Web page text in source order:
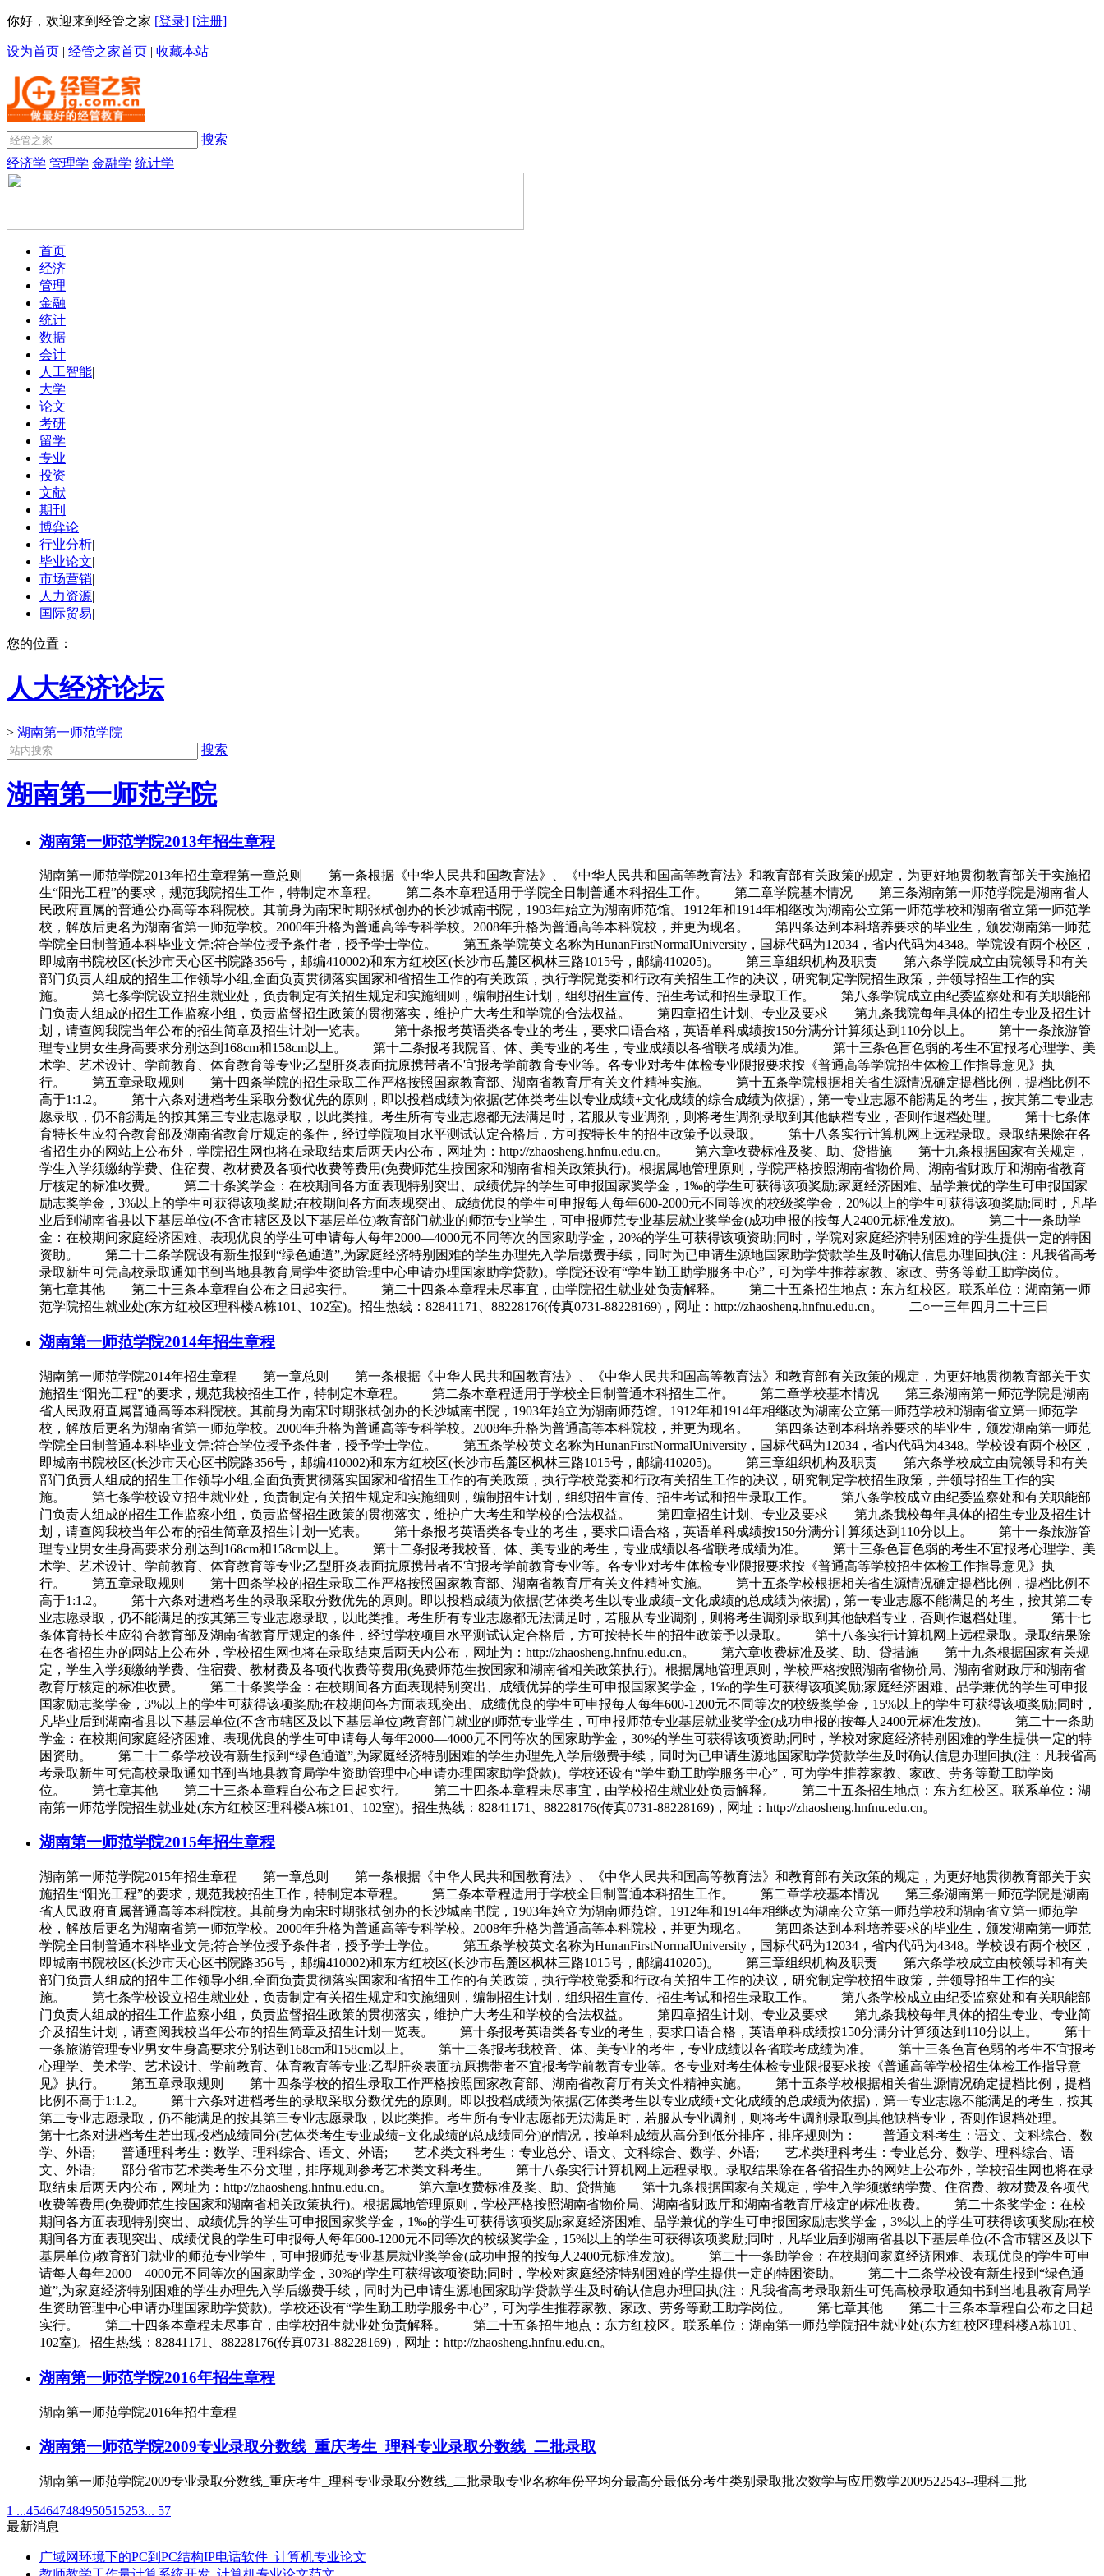
你好，欢迎来到经管之家 [登录] [注册]
设为首页 | 经管之家首页 | 收藏本站
搜索
经济学 管理学 金融学 统计学
首页|
经济|
管理|
金融|
统计|
数据|
会计|
人工智能|
大学|
论文|
考研|
留学|
专业|
投资|
文献|
期刊 |
博弈论|
行业分析|
毕业论文|
市场营销|
人力资源|
国际贸易|
您的位置：
人大经济论坛
> 湖南第一师范学院
搜索
湖南第一师范学院
湖南第一师范学院2013年招生章程
湖南第一师范学院2013年招生章程第一章总则 第一条根据《中华人民共和国教育法》、《中华人民共和国高等教育法》和教育部有关政策的规定，为更好地贯彻教育部关于实施招
生“阳光工程”的要求，规范我院招生工作，特制定本章程。 第二条本章程适用于学院全日制普通本科招生工作。 第二章学院基本情况 第三条湖南第一师范学院是湖南省人
民政府直属的普通公办高等本科院校。其前身为南宋时期张栻创办的长沙城南书院，1903年始立为湖南师范馆。1912年和1914年相继改为湖南公立第一师范学校和湖南省立第一师范学
校，解放后更名为湖南省第一师范学校。2000年升格为普通高等专科学校。2008年升格为普通高等本科院校，并更为现名。 第四条达到本科培养要求的毕业生，颁发湖南第一师范
学院全日制普通本科毕业文凭;符合学位授予条件者，授予学士学位。 第五条学院英文名称为HunanFirstNormalUniversity，国标代码为12034，省内代码为4348。学院设有两个校区，
即城南书院校区(长沙市天心区书院路356号，邮编410002)和东方红校区(长沙市岳麓区枫林三路1015号，邮编410205)。 第三章组织机构及职责 第六条学院成立由院领导和有关
部门负责人组成的招生工作领导小组,全面负责贯彻落实国家和省招生工作的有关政策，执行学院党委和行政有关招生工作的决议，研究制定学院招生政策，并领导招生工作的实
施。 第七条学院设立招生就业处，负责制定有关招生规定和实施细则，编制招生计划，组织招生宣传、招生考试和招生录取工作。 第八条学院成立由纪委监察处和有关职能部
门负责人组成的招生工作监察小组，负责监督招生政策的贯彻落实，维护广大考生和学院的合法权益。 第四章招生计划、专业及要求 第九条我院每年具体的招生专业及招生计
划，请查阅我院当年公布的招生简章及招生计划一览表。 第十条报考英语类各专业的考生，要求口语合格，英语单科成绩按150分满分计算须达到110分以上。 第十一条旅游管
理专业男女生身高要求分别达到168cm和158cm以上。 第十二条报考我院音、体、美专业的考生，专业成绩以各省联考成绩为准。 第十三条色盲色弱的考生不宜报考心理学、美
术学、艺术设计、学前教育、体育教育等专业;乙型肝炎表面抗原携带者不宜报考学前教育专业等。各专业对考生体检专业限报要求按《普通高等学院招生体检工作指导意见》执
行。 第五章录取规则 第十四条学院的招生录取工作严格按照国家教育部、湖南省教育厅有关文件精神实施。 第十五条学院根据相关省生源情况确定提档比例，提档比例不
高于1:1.2。 第十六条对进档考生采取分数优先的原则，即以投档成绩为依据(艺体类考生以专业成绩+文化成绩的综合成绩为依据)，第一专业志愿不能满足的考生，按其第二专业志
愿录取，仍不能满足的按其第三专业志愿录取，以此类推。考生所有专业志愿都无法满足时，若服从专业调剂，则将考生调剂录取到其他缺档专业，否则作退档处理。 第十七条体
育特长生应符合教育部及湖南省教育厅规定的条件，经过学院项目水平测试认定合格后，方可按特长生的招生政策予以录取。 第十八条实行计算机网上远程录取。录取结果除在各
省招生办的网站上公布外，学院招生网也将在录取结束后两天内公布，网址为：http://zhaosheng.hnfnu.edu.cn。 第六章收费标准及奖、助、贷措施 第十九条根据国家有关规定，
学生入学须缴纳学费、住宿费、教材费及各项代收费等费用(免费师范生按国家和湖南省相关政策执行)。根据属地管理原则，学院严格按照湖南省物价局、湖南省财政厅和湖南省教育
厅核定的标准收费。 第二十条奖学金：在校期间各方面表现特别突出、成绩优异的学生可申报国家奖学金，1‰的学生可获得该项奖励;家庭经济困难、品学兼优的学生可申报国家
励志奖学金，3%以上的学生可获得该项奖励;在校期间各方面表现突出、成绩优良的学生可申报每人每年600-2000元不同等次的校级奖学金，20%以上的学生可获得该项奖励;同时，凡毕
业后到湖南省县以下基层单位(不含市辖区及以下基层单位)教育部门就业的师范专业学生，可申报师范专业基层就业奖学金(成功申报的按每人2400元标准发放)。 第二十一条助学
金：在校期间家庭经济困难、表现优良的学生可申请每人每年2000—4000元不同等次的国家助学金，20%的学生可获得该项资助;同时，学院对家庭经济特别困难的学生提供一定的特困
资助。 第二十二条学院设有新生报到“绿色通道”,为家庭经济特别困难的学生办理先入学后缴费手续，同时为已申请生源地国家助学贷款学生及时确认信息办理回执(注：凡我省高考
录取新生可凭高校录取通知书到当地县教育局学生资助管理中心申请办理国家助学贷款)。学院还设有“学生勤工助学服务中心”，可为学生推荐家教、家政、劳务等勤工助学岗位。
第七章其他 第二十三条本章程自公布之日起实行。 第二十四条本章程未尽事宜，由学院招生就业处负责解释。 第二十五条招生地点：东方红校区。联系单位：湖南第一师
范学院招生就业处(东方红校区理科楼A栋101、102室)。招生热线：82841171、88228176(传真0731-88228169)，网址：http://zhaosheng.hnfnu.edu.cn。 二○一三年四月二十三日
湖南第一师范学院2014年招生章程
湖南第一师范学院2014年招生章程 第一章总则 第一条根据《中华人民共和国教育法》、《中华人民共和国高等教育法》和教育部有关政策的规定，为更好地贯彻教育部关于实
施招生“阳光工程”的要求，规范我校招生工作，特制定本章程。 第二条本章程适用于学校全日制普通本科招生工作。 第二章学校基本情况 第三条湖南第一师范学院是湖南
省人民政府直属普通高等本科院校。其前身为南宋时期张栻创办的长沙城南书院，1903年始立为湖南师范馆。1912年和1914年相继改为湖南公立第一师范学校和湖南省立第一师范学
校，解放后更名为湖南省第一师范学校。2000年升格为普通高等专科学校。2008年升格为普通高等本科院校，并更为现名。 第四条达到本科培养要求的毕业生，颁发湖南第一师范
学院全日制普通本科毕业文凭;符合学位授予条件者，授予学士学位。 第五条学校英文名称为HunanFirstNormalUniversity，国标代码为12034，省内代码为4348。学校设有两个校区，
即城南书院校区(长沙市天心区书院路356号，邮编410002)和东方红校区(长沙市岳麓区枫林三路1015号，邮编410205)。 第三章组织机构及职责 第六条学校成立由院领导和有关
部门负责人组成的招生工作领导小组,全面负责贯彻落实国家和省招生工作的有关政策，执行学校党委和行政有关招生工作的决议，研究制定学校招生政策，并领导招生工作的实
施。 第七条学校设立招生就业处，负责制定有关招生规定和实施细则，编制招生计划，组织招生宣传、招生考试和招生录取工作。 第八条学校成立由纪委监察处和有关职能部
门负责人组成的招生工作监察小组，负责监督招生政策的贯彻落实，维护广大考生和学校的合法权益。 第四章招生计划、专业及要求 第九条我校每年具体的招生专业及招生计
划，请查阅我校当年公布的招生简章及招生计划一览表。 第十条报考英语类各专业的考生，要求口语合格，英语单科成绩按150分满分计算须达到110分以上。 第十一条旅游管
理专业男女生身高要求分别达到168cm和158cm以上。 第十二条报考我校音、体、美专业的考生，专业成绩以各省联考成绩为准。 第十三条色盲色弱的考生不宜报考心理学、美
术学、艺术设计、学前教育、体育教育等专业;乙型肝炎表面抗原携带者不宜报考学前教育专业等。各专业对考生体检专业限报要求按《普通高等学校招生体检工作指导意见》执
行。 第五章录取规则 第十四条学校的招生录取工作严格按照国家教育部、湖南省教育厅有关文件精神实施。 第十五条学校根据相关省生源情况确定提档比例，提档比例不
高于1:1.2。 第十六条对进档考生的录取采取分数优先的原则。即以投档成绩为依据(艺体类考生以专业成绩+文化成绩的总成绩为依据)，第一专业志愿不能满足的考生，按其第二专
业志愿录取，仍不能满足的按其第三专业志愿录取，以此类推。考生所有专业志愿都无法满足时，若服从专业调剂，则将考生调剂录取到其他缺档专业，否则作退档处理。 第十七
条体育特长生应符合教育部及湖南省教育厅规定的条件，经过学校项目水平测试认定合格后，方可按特长生的招生政策予以录取。 第十八条实行计算机网上远程录取。录取结果除
在各省招生办的网站上公布外，学校招生网也将在录取结束后两天内公布，网址为：http://zhaosheng.hnfnu.edu.cn。 第六章收费标准及奖、助、贷措施 第十九条根据国家有关规
定，学生入学须缴纳学费、住宿费、教材费及各项代收费等费用(免费师范生按国家和湖南省相关政策执行)。根据属地管理原则，学校严格按照湖南省物价局、湖南省财政厅和湖南省
教育厅核定的标准收费。 第二十条奖学金：在校期间各方面表现特别突出、成绩优异的学生可申报国家奖学金，1‰的学生可获得该项奖励;家庭经济困难、品学兼优的学生可申报
国家励志奖学金，3%以上的学生可获得该项奖励;在校期间各方面表现突出、成绩优良的学生可申报每人每年600-1200元不同等次的校级奖学金，15%以上的学生可获得该项奖励;同时，
凡毕业后到湖南省县以下基层单位(不含市辖区及以下基层单位)教育部门就业的师范专业学生，可申报师范专业基层就业奖学金(成功申报的按每人2400元标准发放)。 第二十一条助
学金：在校期间家庭经济困难、表现优良的学生可申请每人每年2000—4000元不同等次的国家助学金，30%的学生可获得该项资助;同时，学校对家庭经济特别困难的学生提供一定的特
困资助。 第二十二条学校设有新生报到“绿色通道”,为家庭经济特别困难的学生办理先入学后缴费手续，同时为已申请生源地国家助学贷款学生及时确认信息办理回执(注：凡我省高
考录取新生可凭高校录取通知书到当地县教育局学生资助管理中心申请办理国家助学贷款)。学校还设有“学生勤工助学服务中心”，可为学生推荐家教、家政、劳务等勤工助学岗
位。 第七章其他 第二十三条本章程自公布之日起实行。 第二十四条本章程未尽事宜，由学校招生就业处负责解释。 第二十五条招生地点：东方红校区。联系单位：湖
南第一师范学院招生就业处(东方红校区理科楼A栋101、102室)。招生热线：82841171、88228176(传真0731-88228169)，网址：http://zhaosheng.hnfnu.edu.cn。
湖南第一师范学院2015年招生章程
湖南第一师范学院2015年招生章程 第一章总则 第一条根据《中华人民共和国教育法》、《中华人民共和国高等教育法》和教育部有关政策的规定，为更好地贯彻教育部关于实
施招生“阳光工程”的要求，规范我校招生工作，特制定本章程。 第二条本章程适用于学校全日制普通本科招生工作。 第二章学校基本情况 第三条湖南第一师范学院是湖南
省人民政府直属普通高等本科院校。其前身为南宋时期张栻创办的长沙城南书院，1903年始立为湖南师范馆。1912年和1914年相继改为湖南公立第一师范学校和湖南省立第一师范学
校，解放后更名为湖南省第一师范学校。2000年升格为普通高等专科学校。2008年升格为普通高等本科院校，并更为现名。 第四条达到本科培养要求的毕业生，颁发湖南第一师范
学院全日制普通本科毕业文凭;符合学位授予条件者，授予学士学位。 第五条学校英文名称为HunanFirstNormalUniversity，国标代码为12034，省内代码为4348。学校设有两个校区，
即城南书院校区(长沙市天心区书院路356号，邮编410002)和东方红校区(长沙市岳麓区枫林三路1015号，邮编410205)。 第三章组织机构及职责 第六条学校成立由校领导和有关
部门负责人组成的招生工作领导小组,全面负责贯彻落实国家和省招生工作的有关政策，执行学校党委和行政有关招生工作的决议，研究制定学校招生政策，并领导招生工作的实
施。 第七条学校设立招生就业处，负责制定有关招生规定和实施细则，编制招生计划，组织招生宣传、招生考试和招生录取工作。 第八条学校成立由纪委监察处和有关职能部
门负责人组成的招生工作监察小组，负责监督招生政策的贯彻落实，维护广大考生和学校的合法权益。 第四章招生计划、专业及要求 第九条我校每年具体的招生专业、专业简
介及招生计划，请查阅我校当年公布的招生简章及招生计划一览表。 第十条报考英语类各专业的考生，要求口语合格，英语单科成绩按150分满分计算须达到110分以上。 第十
一条旅游管理专业男女生身高要求分别达到168cm和158cm以上。 第十二条报考我校音、体、美专业的考生，专业成绩以各省联考成绩为准。 第十三条色盲色弱的考生不宜报考
心理学、美术学、艺术设计、学前教育、体育教育等专业;乙型肝炎表面抗原携带者不宜报考学前教育专业等。各专业对考生体检专业限报要求按《普通高等学校招生体检工作指导意
见》执行。 第五章录取规则 第十四条学校的招生录取工作严格按照国家教育部、湖南省教育厅有关文件精神实施。 第十五条学校根据相关省生源情况确定提档比例，提档
比例不高于1:1.2。 第十六条对进档考生的录取采取分数优先的原则。即以投档成绩为依据(艺体类考生以专业成绩+文化成绩的总成绩为依据)，第一专业志愿不能满足的考生，按其
第二专业志愿录取，仍不能满足的按其第三专业志愿录取，以此类推。考生所有专业志愿都无法满足时，若服从专业调剂，则将考生调剂录取到其他缺档专业，否则作退档处理。
第十七条对进档考生若出现投档成绩同分(艺体类考生专业成绩+文化成绩的总成绩同分)的情况，按单科成绩从高分到低分排序，排序规则为： 普通文科考生：语文、文科综合、数
学、外语; 普通理科考生：数学、理科综合、语文、外语; 艺术类文科考生：专业总分、语文、文科综合、数学、外语; 艺术类理科考生：专业总分、数学、理科综合、语
文、外语; 部分省市艺术类考生不分文理，排序规则参考艺术类文科考生。 第十八条实行计算机网上远程录取。录取结果除在各省招生办的网站上公布外，学校招生网也将在录
取结束后两天内公布，网址为：http://zhaosheng.hnfnu.edu.cn。 第六章收费标准及奖、助、贷措施 第十九条根据国家有关规定，学生入学须缴纳学费、住宿费、教材费及各项代
收费等费用(免费师范生按国家和湖南省相关政策执行)。根据属地管理原则，学校严格按照湖南省物价局、湖南省财政厅和湖南省教育厅核定的标准收费。 第二十条奖学金：在校
期间各方面表现特别突出、成绩优异的学生可申报国家奖学金，1‰的学生可获得该项奖励;家庭经济困难、品学兼优的学生可申报国家励志奖学金，3%以上的学生可获得该项奖励;在校
期间各方面表现突出、成绩优良的学生可申报每人每年600-1200元不同等次的校级奖学金，15%以上的学生可获得该项奖励;同时，凡毕业后到湖南省县以下基层单位(不含市辖区及以下
基层单位)教育部门就业的师范专业学生，可申报师范专业基层就业奖学金(成功申报的按每人2400元标准发放)。 第二十一条助学金：在校期间家庭经济困难、表现优良的学生可申
请每人每年2000—4000元不同等次的国家助学金，30%的学生可获得该项资助;同时，学校对家庭经济特别困难的学生提供一定的特困资助。 第二十二条学校设有新生报到“绿色通
道”,为家庭经济特别困难的学生办理先入学后缴费手续，同时为已申请生源地国家助学贷款学生及时确认信息办理回执(注：凡我省高考录取新生可凭高校录取通知书到当地县教育局学
生资助管理中心申请办理国家助学贷款)。学校还设有“学生勤工助学服务中心”，可为学生推荐家教、家政、劳务等勤工助学岗位。 第七章其他 第二十三条本章程自公布之日起
实行。 第二十四条本章程未尽事宜，由学校招生就业处负责解释。 第二十五条招生地点：东方红校区。联系单位：湖南第一师范学院招生就业处(东方红校区理科楼A栋101、
102室)。招生热线：82841171、88228176(传真0731-88228169)，网址：http://zhaosheng.hnfnu.edu.cn。
湖南第一师范学院2016年招生章程
湖南第一师范学院2016年招生章程
湖南第一师范学院2009专业录取分数线_重庆考生_理科专业录取分数线_二批录取
湖南第一师范学院2009专业录取分数线_重庆考生_理科专业录取分数线_二批录取专业名称年份平均分最高分最低分考生类别录取批次数学与应用数学2009522543--理科二批
1 ...45464748495051 5253... 57
最新消息
广域网环境下的PC到PC结构IP电话软件_计算机专业论文